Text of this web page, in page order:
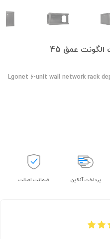
Lgonet 6-unit wall network rack
پرداخت آنلاین ضمانت اصالت